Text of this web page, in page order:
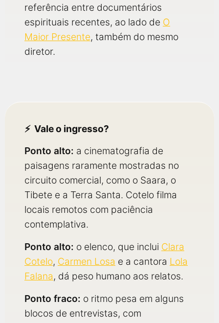
referência entre documentários
espirituais recentes, ao lado de O
Maior Presente, também do mesmo
diretor.
Vale o ingresso?
Ponto alto: a cinematografia de
paisagens raramente mostradas no
circuito comercial, como o Saara, o
Tibete e a Terra Santa. Cotelo filma
locais remotos com paciência
contemplativa.
Ponto alto: o elenco, que inclui Clara
Cotelo, Carmen Losa e a cantora Lola
Falana, dá peso humano aos relatos.
Ponto fraco: o ritmo pesa em alguns
blocos de entrevistas, com